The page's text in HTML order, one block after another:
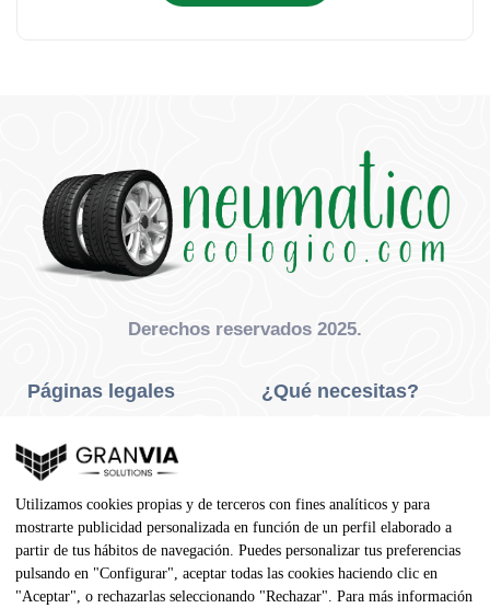
Derechos reservados 2025.
Páginas legales
Privacidad Y Cookies
Aviso Legal
Condiciones De Compra
Contacto
¿Qué necesitas?
Neumáticos Agrícola
Utilizamos cookies propias y de terceros con fines analíticos y para
mostrarte publicidad personalizada en función de un perfil elaborado a
partir de tus hábitos de navegación. Puedes personalizar tus preferencias
pulsando en "Configurar", aceptar todas las cookies haciendo clic en
"Aceptar", o rechazarlas seleccionando "Rechazar". Para más información